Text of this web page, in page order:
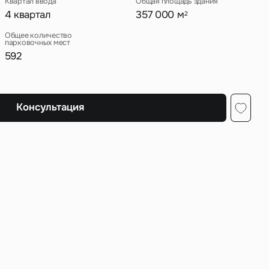
4 квартал 357 000 м2
Общее количество
парковочных мест
592
Консультация